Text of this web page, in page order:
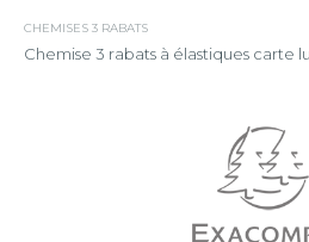
CHEMISES 3 RABATS
Chemise 3 rabats à élastiques carte